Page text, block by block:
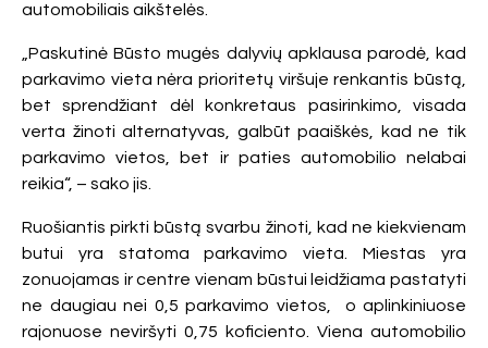
automobiliais aikštelės.
„Paskutinė Būsto mugės dalyvių apklausa parodė, kad
parkavimo vieta nėra prioritetų viršuje renkantis būstą,
bet sprendžiant dėl konkretaus pasirinkimo, visada
verta žinoti alternatyvas, galbūt paaiškės, kad ne tik
parkavimo vietos, bet ir paties automobilio nelabai
reikia“, – sako jis.
Ruošiantis pirkti būstą svarbu žinoti, kad ne kiekvienam
butui yra statoma parkavimo vieta. Miestas yra
zonuojamas ir centre vienam būstui leidžiama pastatyti
ne daugiau nei 0,5 parkavimo vietos, o aplinkiniuose
rajonuose neviršyti 0,75 koficiento. Viena automobilio